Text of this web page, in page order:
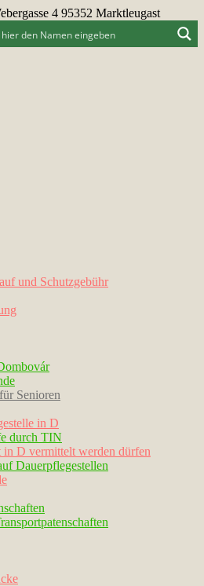
4 95352 Marktleugast
und Schutzgebühr
Senioren
in D
durch TIN
in D vermittelt werden dürfen
Dauerpflegestellen